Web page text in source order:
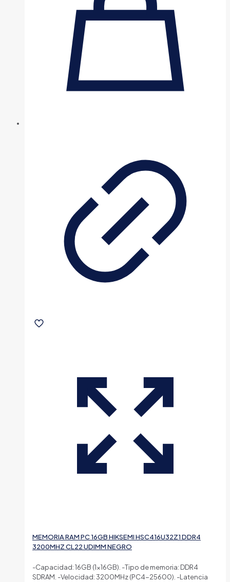
MEMORIA RAM PC 16GB HIKSEMI HSC416U32Z1 DDR4
3200MHZ CL22 UDIMM NEGRO
-Capacidad: 16GB (1×16GB). -Tipo de memoria: DDR4
SDRAM. -Velocidad: 3200MHz (PC4-25600). -Latencia